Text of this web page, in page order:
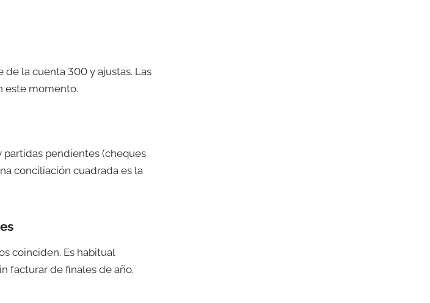
la cuenta 300 y ajustas. Las
este momento.
partidas pendientes (cheques
conciliación cuadrada es la
coinciden. Es habitual
facturar de finales de año.